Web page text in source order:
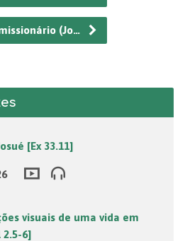
(Jo…
[Ex 33.11]
visuais de uma vida em
2.5-6]